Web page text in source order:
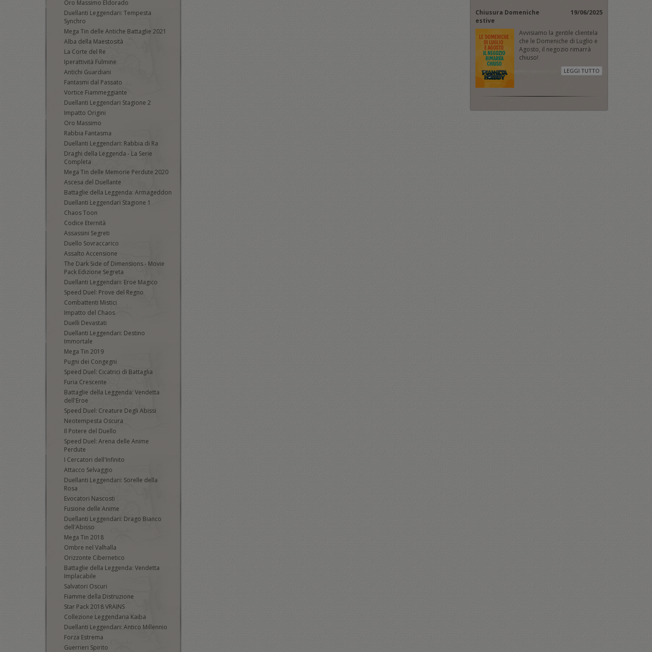
Oro Massimo Eldorado
Duellanti Leggendari: Tempesta
Synchro
Mega Tin delle Antiche Battaglie 2021
Alba della Maestosità
La Corte del Re
Iperattività Fulmine
Antichi Guardiani
Fantasmi dal Passato
Vortice Fiammeggiante
Duellanti Leggendari Stagione 2
Impatto Origini
Oro Massimo
Rabbia Fantasma
Duellanti Leggendari: Rabbia di Ra
Draghi della Leggenda - La Serie
Completa
Mega Tin delle Memorie Perdute 2020
Ascesa del Duellante
Battaglie della Leggenda: Armageddon
Duellanti Leggendari Stagione 1
Chaos Toon
Codice Eternità
Assassini Segreti
Duello Sovraccarico
Assalto Accensione
The Dark Side of Dimensions - Movie
Pack Edizione Segreta
Duellanti Leggendari: Eroe Magico
Speed Duel: Prove del Regno
Combattenti Mistici
Impatto del Chaos
Duelli Devastati
Duellanti Leggendari: Destino
Immortale
Mega Tin 2019
Pugni dei Congegni
Speed Duel: Cicatrici di Battaglia
Furia Crescente
Battaglie della Leggenda: Vendetta
dell'Eroe
Speed Duel: Creature Degli Abissi
Neotempesta Oscura
Il Potere del Duello
Speed Duel: Arena delle Anime
Perdute
I Cercatori dell'Infinito
Attacco Selvaggio
Duellanti Leggendari: Sorelle della
Rosa
Evocatori Nascosti
Fusione delle Anime
Duellanti Leggendari: Drago Bianco
dell'Abisso
Mega Tin 2018
Ombre nel Valhalla
Orizzonte Cibernetico
Battaglie della Leggenda: Vendetta
Implacabile
Salvatori Oscuri
Fiamme della Distruzione
Star Pack 2018 VRAINS
Collezione Leggendaria Kaiba
Duellanti Leggendari: Antico Millennio
Forza Estrema
Guerrieri Spirito
Chiusura Domeniche
estive
19/06/2025
Avvisiamo la gentile clientela
che le Domeniche di Luglio e
Agosto, il negozio rimarrà
chiuso!
LEGGI TUTTO